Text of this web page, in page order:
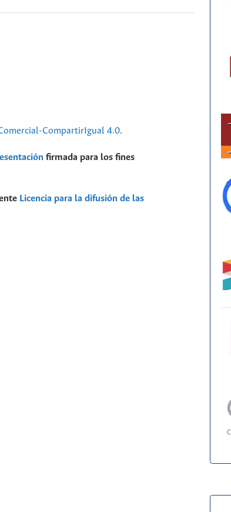
CompartirIgual 4.0.
firmada para los fines
Licencia para la difusión de las